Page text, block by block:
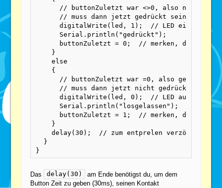
// buttonZuletzt war <>0, also nicht
      // muss dann jetzt gedrückt sein
      digitalWrite(led, 1);  // LED ein
      Serial.println("gedrückt");
buttonZuletzt = 0;  // merken, dass
    }
    else
    {
// buttonZuletzt war =0, also gedrückt
      // muss dann jetzt nicht gedrückt sein
      digitalWrite(led, 0);  // LED aus
      Serial.println("losgelassen");
buttonZuletzt = 1;  // merken, dass
    }
delay(30);  // zum entprelen verzögern
  }
}
Das delay(30)
am Ende benötigst du, um dem
Button Zeit zu geben (30ms), seinen Kontakt